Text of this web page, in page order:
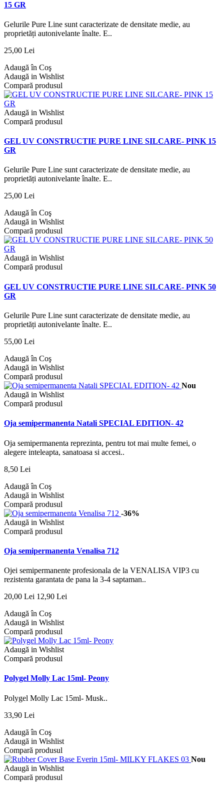
15 GR
Gelurile Pure Line sunt caracterizate de densitate medie, au
proprietăți autonivelante înalte. E..
25,00 Lei
Adaugă în Coş
Adaugă in Wishlist
Compară produsul
Adaugă in Wishlist
Compară produsul
GEL UV CONSTRUCTIE PURE LINE SILCARE- PINK 15
GR
Gelurile Pure Line sunt caracterizate de densitate medie, au
proprietăți autonivelante înalte. E..
25,00 Lei
Adaugă în Coş
Adaugă in Wishlist
Compară produsul
Adaugă in Wishlist
Compară produsul
GEL UV CONSTRUCTIE PURE LINE SILCARE- PINK 50
GR
Gelurile Pure Line sunt caracterizate de densitate medie, au
proprietăți autonivelante înalte. E..
55,00 Lei
Adaugă în Coş
Adaugă in Wishlist
Compară produsul
Nou
Adaugă in Wishlist
Compară produsul
Oja semipermanenta Natali SPECIAL EDITION- 42
Oja semipermanenta reprezinta, pentru tot mai multe femei, o
alegere inteleapta, sanatoasa si accesi..
8,50 Lei
Adaugă în Coş
Adaugă in Wishlist
Compară produsul
-36%
Adaugă in Wishlist
Compară produsul
Oja semipermanenta Venalisa 712
Ojei semipermanente profesionala de la VENALISA VIP3 cu
rezistenta garantata de pana la 3-4 saptaman..
20,00 Lei 12,90 Lei
Adaugă în Coş
Adaugă in Wishlist
Compară produsul
Adaugă in Wishlist
Compară produsul
Polygel Molly Lac 15ml- Peony
Polygel Molly Lac 15ml- Musk..
33,90 Lei
Adaugă în Coş
Adaugă in Wishlist
Compară produsul
Nou
Adaugă in Wishlist
Compară produsul